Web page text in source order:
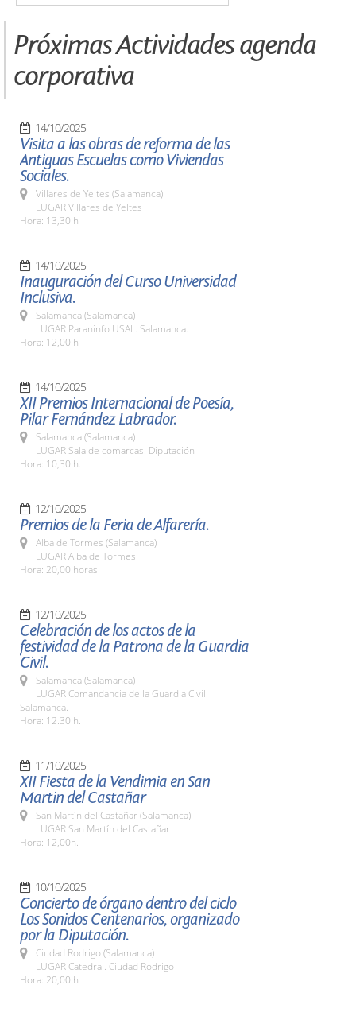
Próximas Actividades agenda
corporativa
14/10/2025
Visita a las obras de reforma de las
Antiguas Escuelas como Viviendas
Sociales.
Villares de Yeltes (Salamanca)
LUGAR Villares de Yeltes
Hora: 13,30 h
14/10/2025
Inauguración del Curso Universidad
Inclusiva.
Salamanca (Salamanca)
LUGAR Paraninfo USAL. Salamanca.
Hora: 12,00 h
14/10/2025
XII Premios Internacional de Poesía,
Pilar Fernández Labrador.
Salamanca (Salamanca)
LUGAR Sala de comarcas. Diputación
Hora: 10,30 h.
12/10/2025
Premios de la Feria de Alfarería.
Alba de Tormes (Salamanca)
LUGAR Alba de Tormes
Hora: 20,00 horas
12/10/2025
Celebración de los actos de la
festividad de la Patrona de la Guardia
Civil.
Salamanca (Salamanca)
LUGAR Comandancia de la Guardia Civil.
Salamanca.
Hora: 12.30 h.
11/10/2025
XII Fiesta de la Vendimia en San
Martin del Castañar
San Martín del Castañar (Salamanca)
LUGAR San Martín del Castañar
Hora: 12,00h.
10/10/2025
Concierto de órgano dentro del ciclo
Los Sonidos Centenarios, organizado
por la Diputación.
Ciudad Rodrigo (Salamanca)
LUGAR Catedral. Ciudad Rodrigo
Hora: 20,00 h